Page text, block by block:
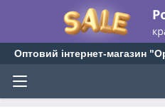
Оптовий інтернет-магазин